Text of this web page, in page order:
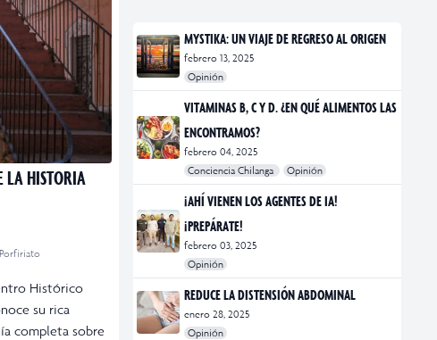
LA HISTORIA
Histórico
su rica
completa sobre
MYSTIKA: UN VIAJE DE REGRESO AL ORIGEN
febrero 13, 2025
Opinión
#exposiciones
#fotografía
VITAMINAS B, C Y D. ¿EN QUÉ ALIMENTOS LAS
ENCONTRAMOS?
febrero 04, 2025
Conciencia Chilanga
Opinión
#bienestar
#Opinión
#Principal
¡AHÍ VIENEN LOS AGENTES DE IA!
¡PREPÁRATE!
febrero 03, 2025
Opinión
#Bar Emprende
#Opinión
#Principal
REDUCE LA DISTENSIÓN ABDOMINAL
enero 28, 2025
Opinión